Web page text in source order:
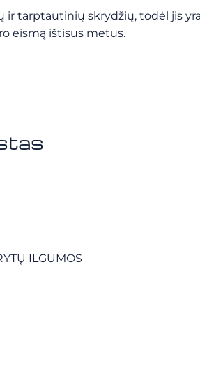
tarptautinių skrydžių, todėl jis
eismą ištisus metus.
ILGUMOS